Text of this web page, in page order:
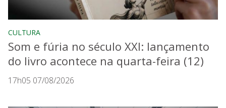
CULTURA
Som e fúria no século XXI: lançamento
do livro acontece na quarta-feira (12)
17h05 07/08/2026